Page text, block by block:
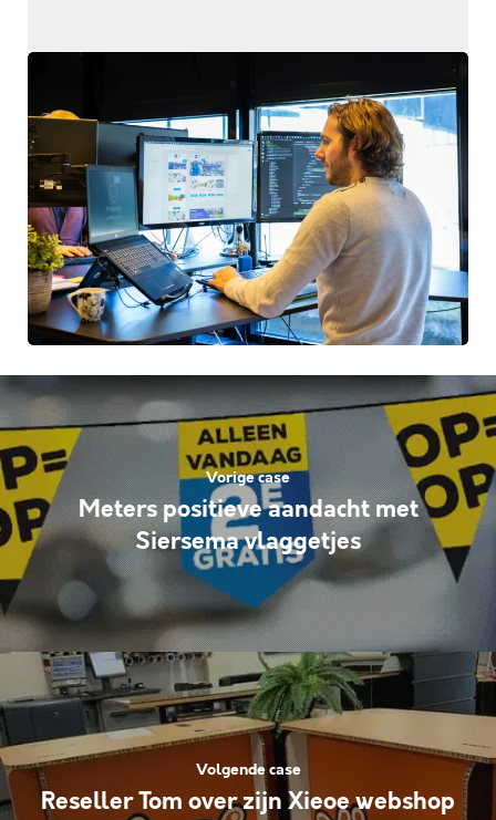
Vorige case
Meters positieve aandacht met
Siersema vlaggetjes
Volgende case
Reseller Tom over zijn Xieoe webshop